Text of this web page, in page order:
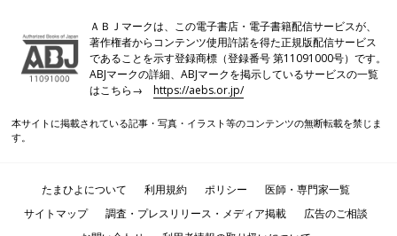
ＡＢＪマークは、この電子書店・電子書籍配信サービスが、
著作権者からコンテンツ使用許諾を得た正規版配信サービス
であることを示す登録商標（登録番号 第11091000号）です。
ABJマークの詳細、ABJマークを掲示しているサービスの一覧
はこちら→https://aebs.or.jp/
本サイトに掲載されている記事・写真・イラスト等のコンテンツの無断転載を禁じま
す。
たまひよについて 利用規約 ポリシー
医師・専門家一覧
サイトマップ
調査・プレスリリース・メディア掲載
広告のご相談